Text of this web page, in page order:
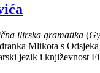
ilirska gramatika (
Mlikota s
jezik i književnost